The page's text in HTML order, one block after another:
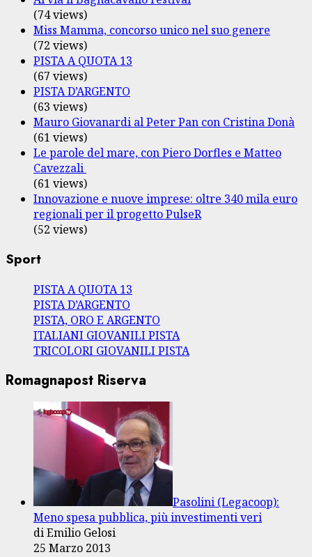
(74 views)
Miss Mamma, concorso unico nel suo genere
(72 views)
PISTA A QUOTA 13
(67 views)
PISTA D’ARGENTO
(63 views)
Mauro Giovanardi al Peter Pan con Cristina Donà
(61 views)
Le parole del mare, con Piero Dorfles e Matteo
Cavezzali
(61 views)
Innovazione e nuove imprese: oltre 340 mila euro
regionali per il progetto PulseR
(52 views)
Sport
PISTA A QUOTA 13
PISTA D’ARGENTO
PISTA, ORO E ARGENTO
ITALIANI GIOVANILI PISTA
TRICOLORI GIOVANILI PISTA
Romagnapost Riserva
Pasolini (Legacoop):
Meno spesa pubblica, più investimenti veri
di Emilio Gelosi
25 Marzo 2013